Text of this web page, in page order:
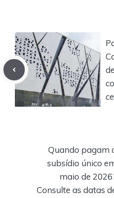
Quando pagam
subsídio único
maio de
Consulte as datas